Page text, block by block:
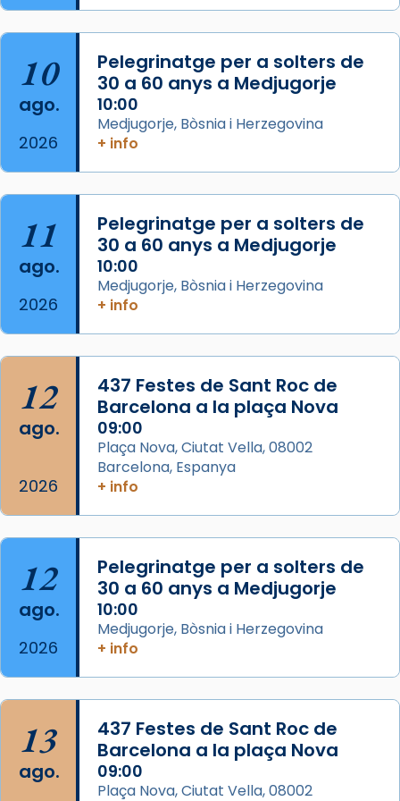
del Sant Pare Lleó XIV a Barcelona, i als
col·laboradors, a la Catedral de Barcelona.
L’arquebisbe de Barcelona, el cardenal Joan
Josep Omella, ha presidit la missa i l’ha
concelebrat el bisbe auxiliar de Barcelona,
Mons. David Abadías.
📸 Dr. G. Simón
Foto
View on Facebook · Share
Arquebisbat de Barcelona
2 weeks ago
Acompanyant la història de sant Cugat, a
partir de l’Edat Mitjana sorgeix la tradició
que les santes Juliana (“relatiu a Júlia”) i
Semproniana (“relatiu a Semprònia =
eterna”) són deixebles seves. I l’any 1667, el
frare Joan Gaspar Roig, afirma en una obra
que les santes són filles de l’antiga Iluro.
Mataró en reivindicarà les relíq
Foto
View on Facebook ·
10
ago.
2026
Pelegrinatge per a solters de
30 a 60 anys a Medjugorje
10:00
Medjugorje, Bòsnia i Herzegovina
+ info
11
ago.
2026
Pelegrinatge per a solters de
30 a 60 anys a Medjugorje
10:00
Medjugorje, Bòsnia i Herzegovina
+ info
12
ago.
2026
437 Festes de Sant Roc de
Barcelona a la plaça Nova
09:00
Plaça Nova, Ciutat Vella, 08002
Barcelona, Espanya
+ info
12
ago.
2026
Pelegrinatge per a solters de
30 a 60 anys a Medjugorje
10:00
Medjugorje, Bòsnia i Herzegovina
+ info
13
ago.
437 Festes de Sant Roc de
Barcelona a la plaça Nova
09:00
Plaça Nova, Ciutat Vella, 08002